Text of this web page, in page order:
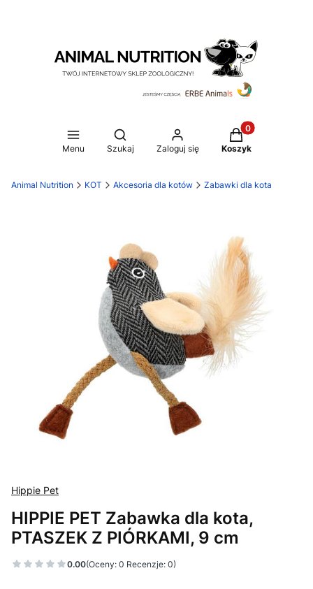
Menu
Otwórz wyszukiwarkę
Szukaj Zaloguj się
Produkty w
Koszyk
Animal Nutrition KOT Akcesoria dla kotów Zabawki dla kota
Hippie Pet
HIPPIE PET Zabawka dla kota,
PTASZEK Z PIÓRKAMI, 9 cm
0.00(Oceny: 0 Recenzje: 0)